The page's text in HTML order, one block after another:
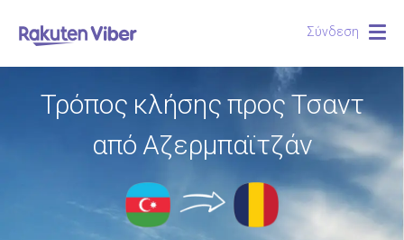
Σύνδεση
Τρόπος κλήσης προς Τσαντ
από Αζερμπαϊτζάν